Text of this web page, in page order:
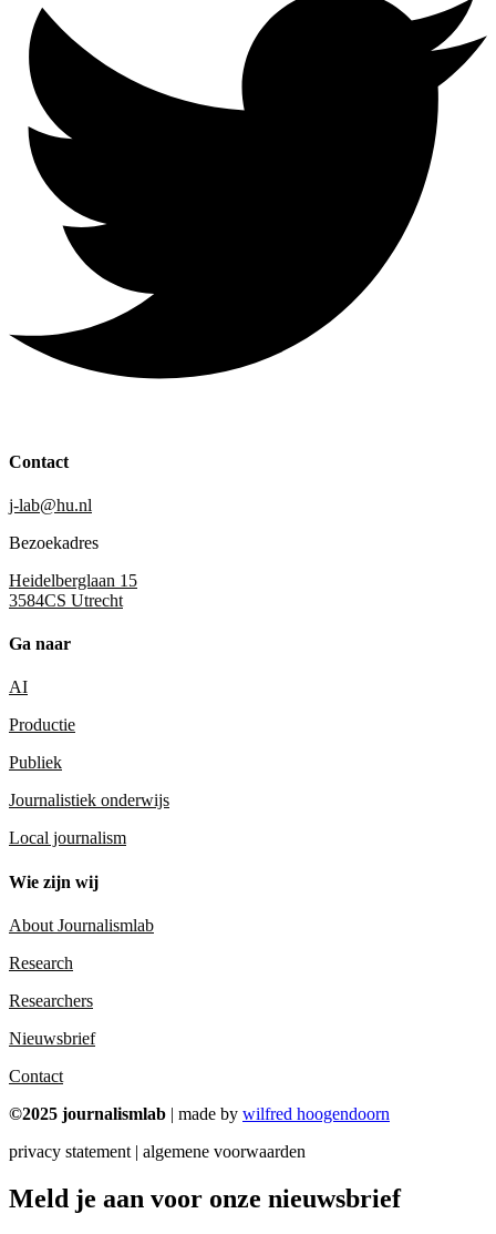
Contact
j-lab@hu.nl
Bezoekadres
Heidelberglaan 15
3584CS Utrecht
Ga naar
AI
Productie
Publiek
Journalistiek onderwijs
Local journalism
Wie zijn wij
About Journalismlab
Research
Researchers
Nieuwsbrief
Contact
©2025 journalismlab | made by wilfred hoogendoorn
privacy statement | algemene voorwaarden
Meld je aan voor onze nieuwsbrief